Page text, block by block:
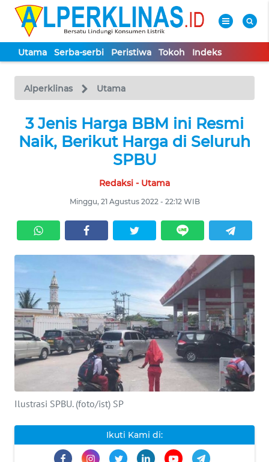
Utama Serba-serbi Peristiwa Tokoh Indeks
Alperklinas Utama
3 Jenis Harga BBM ini Resmi
Naik, Berikut Harga di Seluruh
SPBU
Redaksi - Utama
Minggu, 21 Agustus 2022 - 22:12 WIB
Ilustrasi SPBU. (foto/ist) SP
Ikuti Kami di:
TV
Tutup
UTAMA
TOKOH
Informasi
INDEKS
BERITA
KONTAK
KAMI
TENTANG